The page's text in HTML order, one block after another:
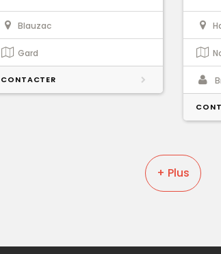
Blauzac
Gard
CONTACTER
+ Plus